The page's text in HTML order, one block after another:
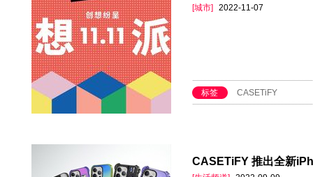
[城市] 2022-11-07
标签 CASETiFY
CASETiFY 推出全新